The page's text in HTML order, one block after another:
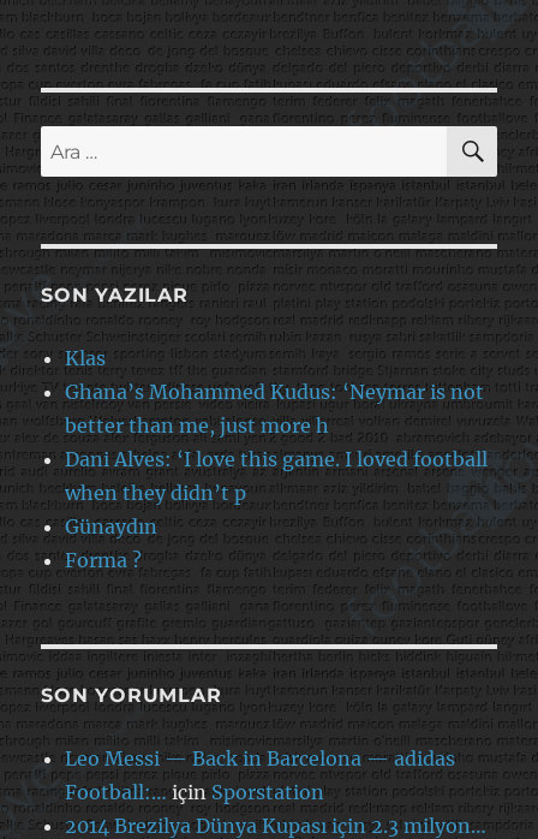
Ara:
SON YAZILAR
Klas
Ghana’s Mohammed Kudus: ‘Neymar is not
better than me, just more h
Dani Alves: ‘I love this game. I loved football
when they didn’t p
Günaydın
Forma ?
SON YORUMLAR
Leo Messi — Back in Barcelona — adidas
Football:…için Sporstation
2014 Brezilya Dünya Kupası için 2.3 milyon…